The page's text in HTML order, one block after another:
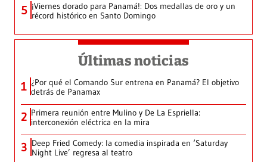
5 ¡Viernes dorado para Panamá!: Dos medallas de oro y un
récord histórico en Santo Domingo
Últimas noticias
1 ¿Por qué el Comando Sur entrena en Panamá? El objetivo
detrás de Panamax
2 Primera reunión entre Mulino y De La Espriella:
interconexión eléctrica en la mira
3 Deep Fried Comedy: la comedia inspirada en ‘Saturday
Night Live’ regresa al teatro